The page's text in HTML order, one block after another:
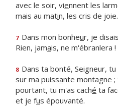
avec le soir, viennent les
mais au matin, les cris de joie.
7 Dans mon bonheur, je
Rien, jamais, ne m'ébranlera !
8 Dans ta bonté, Seigneur, tu
sur ma puissante montagne ;
pourtant, tu m'as caché ta
et je fus épouvanté.